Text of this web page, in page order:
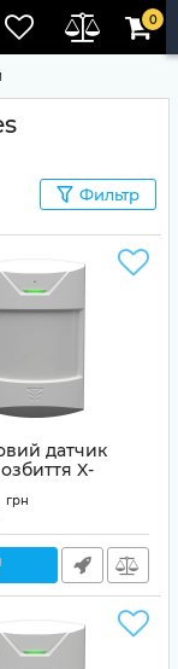
0
Фильтр
датчик
X-
грн